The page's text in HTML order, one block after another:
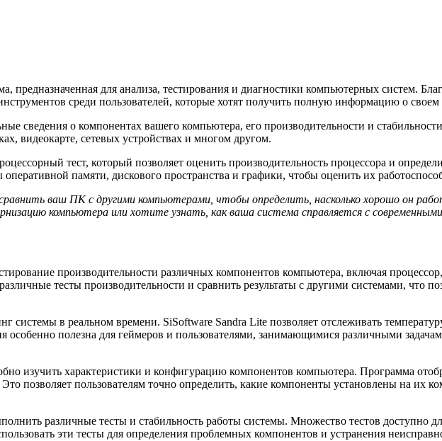
предназначенная для анализа, тестирования и диагностики компьютерных систем.
среди пользователей, которые хотят получить полную информацию о
сведения о компонентах вашего компьютера, его производительности и
видеокарте, сетевых устройствах и многом другом.
тест, который позволяет оценить производительность процессора и
памяти, дискового пространства и графики, чтобы оценить их
ваш ПК с другими компьютерами, чтобы определить, насколько хорошо он
компьютера или хотите узнать, как ваша система справляется с
производительности различных компонентов компьютера, включая
тесты производительности и сравнить результаты с другими системами, что
в реальном времени. SiSoftware Sandra Lite позволяет отслеживать
особенно полезна для геймеров и пользователями, занимающимися различными
изучить характеристики и конфигурацию компонентов компьютера. Программа
позволяет пользователям точно определить, какие компоненты установлены на их
различные тесты и стабильность работы системы. Множество тестов доступно
эти тесты для определения проблемных компонентов и устранения